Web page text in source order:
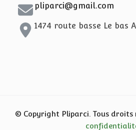
pliparci@gmail.com
1474 route basse Le bas
© Copyright Pliparci. Tous droits